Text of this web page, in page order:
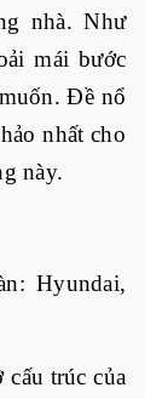
nhà. Như
mái bước
Đề nổ
nhất cho
này.
Hyundai,
trúc của